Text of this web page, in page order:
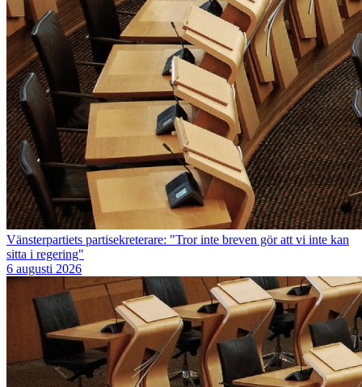
Vänsterpartiets partisekreterare: "Tror inte breven gör att vi inte kan
sitta i regering"
6 augusti 2026